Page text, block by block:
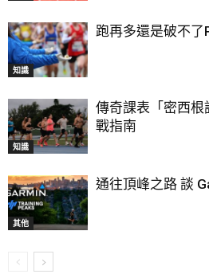
知識
跑再多還是破不了
知識
傳奇課表「密西
戰指南
其他
通往頂峰之路 談